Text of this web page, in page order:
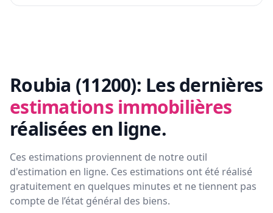
Roubia (11200): Les dernières
estimations immobilières
réalisées en ligne.
Ces estimations proviennent de notre outil
d'estimation en ligne. Ces estimations ont été réalisé
gratuitement en quelques minutes et ne tiennent pas
compte de l’état général des biens.